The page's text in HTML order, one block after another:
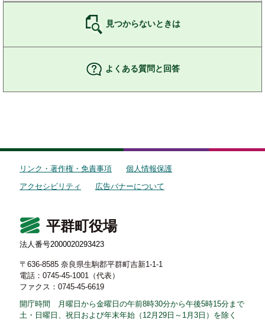
見つからないときは
よくある質問と回答
リンク・著作権・免責事項
個人情報保護
アクセシビリティ
広告バナーについて
平群町役場
法人番号2000020293423
〒636-8585 奈良県生駒郡平群町吉新1-1-1
電話：0745-45-1001（代表）
ファクス：0745-45-6619
開庁時間 月曜日から金曜日の午前8時30分から午後5時15分まで
土・日曜日、祝日および年末年始（12月29日～1月3日）を除く